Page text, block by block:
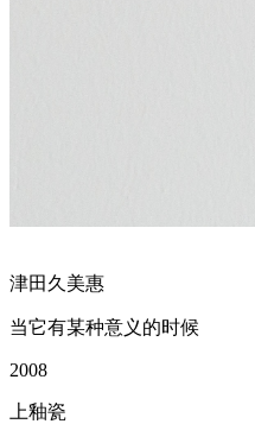
津田久美惠
当它有某种意义的时候
2008
上釉瓷